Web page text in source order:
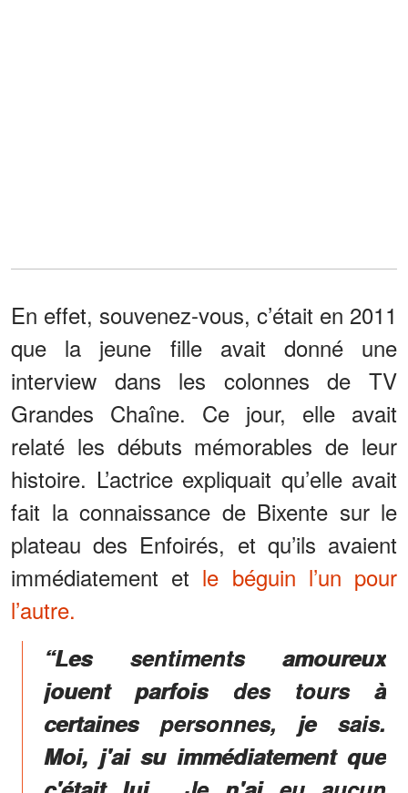
En effet, souvenez-vous, c’était en 2011
que la jeune fille avait donné une
interview dans les colonnes de TV
Grandes Chaîne. Ce jour, elle avait
relaté les débuts mémorables de leur
histoire. L’actrice expliquait qu’elle avait
fait la connaissance de Bixente sur le
plateau des Enfoirés, et qu’ils avaient
immédiatement et le béguin l’un pour
l’autre.
“Les sentiments amoureux
jouent parfois des tours à
certaines personnes, je sais.
Moi, j'ai su immédiatement que